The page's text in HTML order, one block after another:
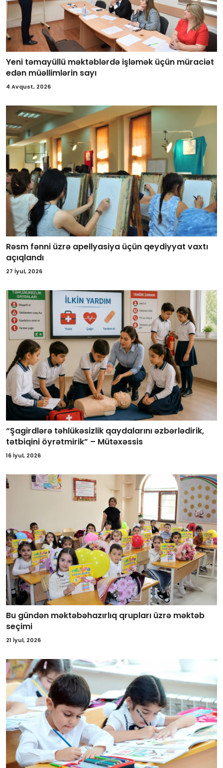
Yeni təmayüllü məktəblərdə işləmək üçün müraciət
edən müəllimlərin sayı
4 Avqust, 2026
Rəsm fənni üzrə apellyasiya üçün qeydiyyat vaxtı
açıqlandı
27 İyul, 2026
“Şagirdlərə təhlükəsizlik qaydalarını əzbərlədirik,
tətbiqini öyrətmirik” – Mütəxəssis
16 İyul, 2026
Bu gündən məktəbəhazırlıq qrupları üzrə məktəb
seçimi
21 İyul, 2026